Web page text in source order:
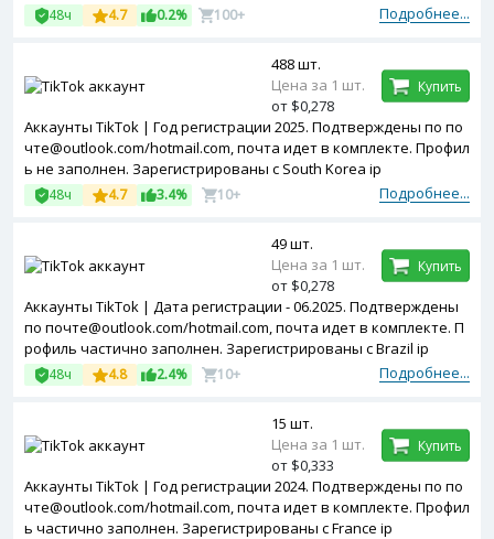
Подробнее...
48ч 4.7 0.2% 100+
Аккаунты TikTok | Год регистрации 2025. Подтверждены по по
чте@outlook.com/hotmail.com, почта идет в комплекте. Профил
ь не заполнен. Зарегистрированы с South Korea ip
Подробнее...
48ч 4.7 3.4% 10+
488 шт.
Цена за 1 шт.
от $0,278
Купить
Аккаунты TikTok | Дата регистрации - 06.2025. Подтверждены
по почте@outlook.com/hotmail.com, почта идет в комплекте. П
рофиль частично заполнен. Зарегистрированы с Brazil ip
Подробнее...
48ч 4.8 2.4% 10+
49 шт.
Цена за 1 шт.
от $0,278
Купить
Аккаунты TikTok | Год регистрации 2024. Подтверждены по по
чте@outlook.com/hotmail.com, почта идет в комплекте. Профил
ь частично заполнен. Зарегистрированы с France ip
15 шт.
Цена за 1 шт.
от $0,333
Купить